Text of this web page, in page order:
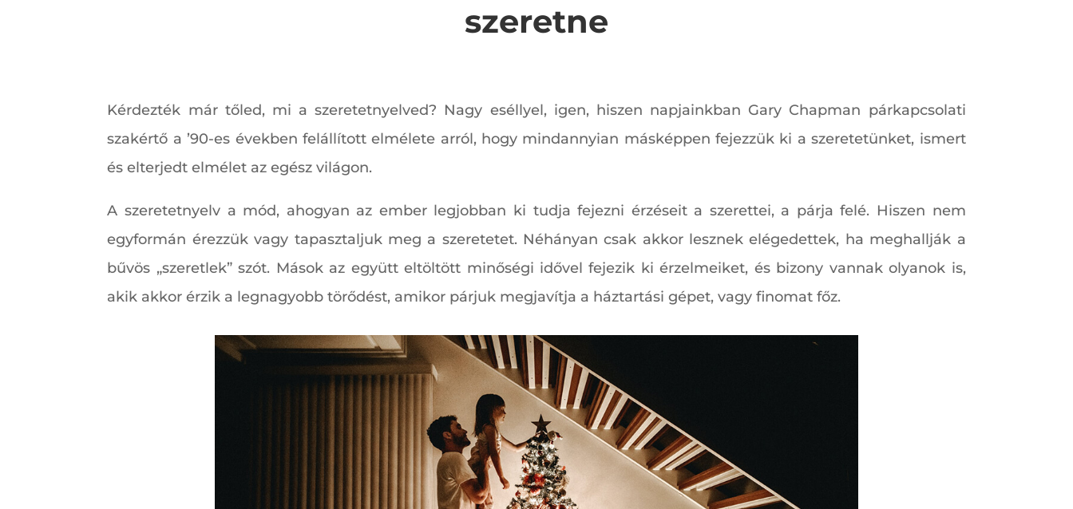
szeretne
Kérdezték már tőled, mi a szeretetnyelved? Nagy eséllyel, igen, hiszen napjainkban Gary Chapman párkapcsolati
szakértő a ’90-es években felállított elmélete arról, hogy mindannyian másképpen fejezzük ki a szeretetünket, ismert
és elterjedt elmélet az egész világon.
A szeretetnyelv a mód, ahogyan az ember legjobban ki tudja fejezni érzéseit a szerettei, a párja felé. Hiszen nem
egyformán érezzük vagy tapasztaljuk meg a szeretetet. Néhányan csak akkor lesznek elégedettek, ha meghallják a
bűvös „szeretlek” szót. Mások az együtt eltöltött minőségi idővel fejezik ki érzelmeiket, és bizony vannak olyanok is,
akik akkor érzik a legnagyobb törődést, amikor párjuk megjavítja a háztartási gépet, vagy finomat főz.